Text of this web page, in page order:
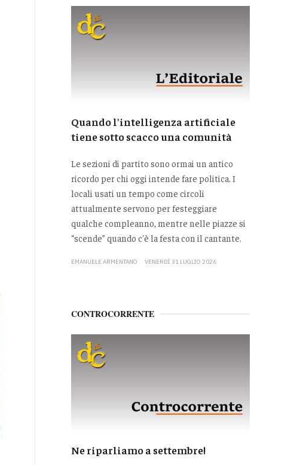
Quando l'intelligenza artificiale
tiene sotto scacco una comunità
Le sezioni di partito sono ormai un antico
ricordo per chi oggi intende fare politica. I
locali usati un tempo come circoli
attualmente servono per festeggiare
qualche compleanno, mentre nelle piazze si
“scende” quando c'è la festa con il cantante.
EMANUELE ARMENTANO VENERDÌ 31 LUGLIO 2026
CONTROCORRENTE
Ne riparliamo a settembre!